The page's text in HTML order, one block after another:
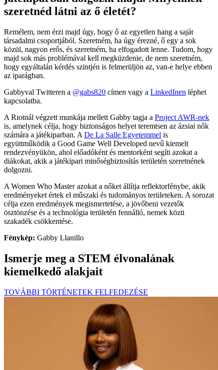
szeretnéd látni az ő életét?
Remélem, nem érzi majd úgy, hogy ő az egyetlen hang a saját
társadalmi csoportjából. Szeretném, ha úgy érezné, ő egy a sok
közül, nagyon erős, és szeretném, ha elfogadott lenne. Tudom, hogy
majd sok más problémával kell megküzdenie, de nem szeretném,
hogy egyáltalán kérdés szintjén is felmerüljön az, van-e helye ebben
az iparágban.
Gabbyval Twitteren a @gabs820 címen vagy a LinkedInen léphet
kapcsolatba.
A Riotnál végzett munkája mellett Gabby tagja a Project AWR-nek
is, amelynek célja, hogy biztonságos helyet teremtsen az ázsiai nők
számára a játékiparban. A De La Salle Egyetemmel is
együttműködik a Good Game Well Developed nevű kiemelt
rendezvényükön, ahol előadóként és mentorként segíti azokat a
diákokat, akik a játékipari minőségbiztosítás területén szeretnének
dolgozni.
A Women Who Master azokat a nőket állítja reflektorfénybe, akik
eredményeket értek el műszaki és tudományos területeken. A sorozat
célja ezen eredmények megismertetése, a jövőbeni vezetők
ösztönzése és a technológia területén fennálló, nemek közti
szakadék csökkentése.
Fénykép: Gabby Llanillo
Ismerje meg a STEM élvonalának
kiemelkedő alakjait
TOVÁBBI TÖRTÉNETEK FELFEDEZÉSE